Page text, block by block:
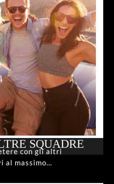
SQUADRE
con gli altri
al massimo…